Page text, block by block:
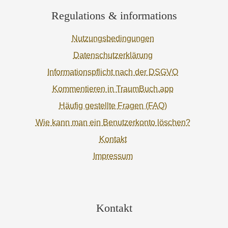
Regulations & informations
Nutzungsbedingungen
Datenschutzerklärung
Informationspflicht nach der DSGVO
Kommentieren in TraumBuch.app
Häufig gestellte Fragen (FAQ)
Wie kann man ein Benutzerkonto löschen?
Kontakt
Impressum
Kontakt